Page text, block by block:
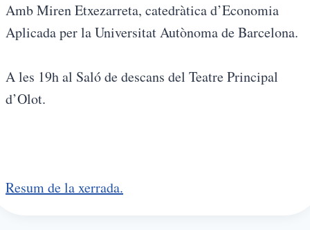
Amb Miren Etxezarreta, catedràtica d’Economia
Aplicada per la Universitat Autònoma de Barcelona.
A les 19h al Saló de descans del Teatre Principal
d’Olot.
Resum de la xerrada.